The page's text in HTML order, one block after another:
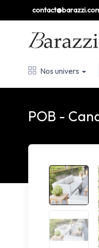
Nos univers
POB -